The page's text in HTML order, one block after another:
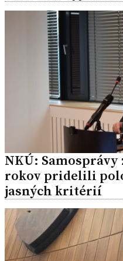
NKÚ:
rokov pridelili
jasných kritérií